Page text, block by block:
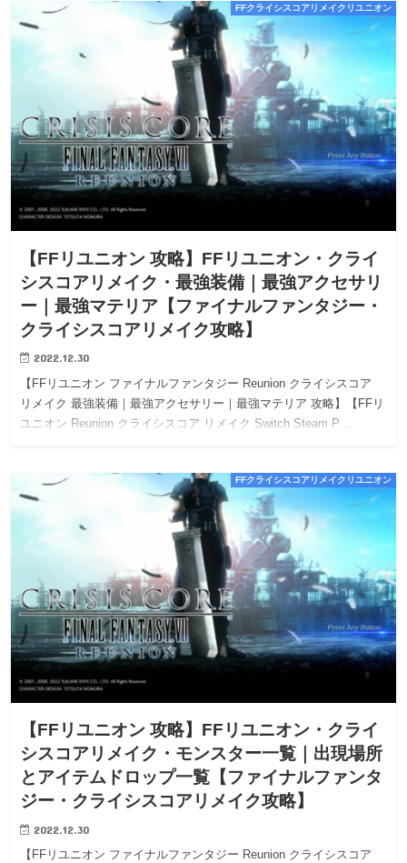
FFクライシスコアリメイクリユニオン
【FFリユニオン 攻略】FFリユニオン・クライ
シスコアリメイク・最強装備｜最強アクセサリ
ー｜最強マテリア【ファイナルファンタジー・
クライシスコアリメイク攻略】
2022.12.30
【FFリユニオン ファイナルファンタジー Reunion クライシスコア
リメイク 最強装備｜最強アクセサリー｜最強マテリア 攻略】【FFリ
ユニオン Reunion クライシスコア リメイク Switch Steam P…
FFクライシスコアリメイクリユニオン
【FFリユニオン 攻略】FFリユニオン・クライ
シスコアリメイク・モンスター一覧｜出現場所
とアイテムドロップ一覧【ファイナルファンタ
ジー・クライシスコアリメイク攻略】
2022.12.30
【FFリユニオン ファイナルファンタジー Reunion クライシスコア